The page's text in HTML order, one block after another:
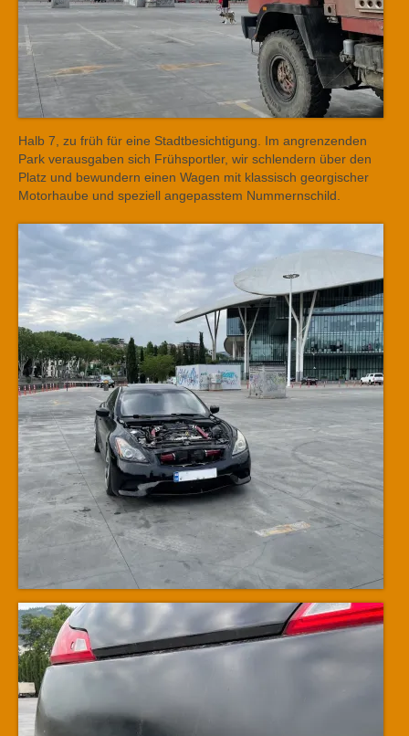
Halb 7, zu früh für eine Stadtbesichtigung. Im angrenzenden
Park verausgaben sich Frühsportler, wir schlendern über den
Platz und bewundern einen Wagen mit klassisch georgischer
Motorhaube und speziell angepasstem Nummernschild.